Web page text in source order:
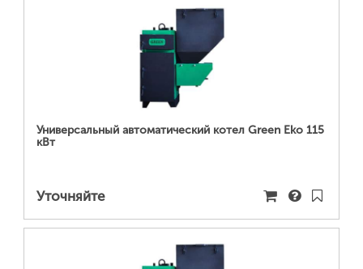
ПОДРОБНЕЕ...
Универсальный автоматический котел Green Eko 115
кВт
Уточняйте